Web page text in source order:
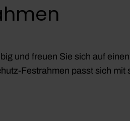
und freuen Sie sich auf
Festrahmen passt sich